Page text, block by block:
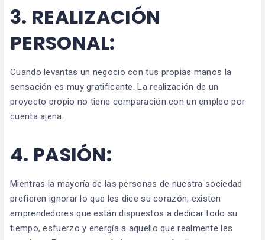
3. REALIZACIÓN
PERSONAL:
Cuando levantas un negocio con tus propias manos la
sensación es muy gratificante. La realización de un
proyecto propio no tiene comparación con un empleo por
cuenta ajena.
4. PASIÓN:
Mientras la mayoría de las personas de nuestra sociedad
prefieren ignorar lo que les dice su corazón, existen
emprendedores que están dispuestos a dedicar todo su
tiempo, esfuerzo y energía a aquello que realmente les